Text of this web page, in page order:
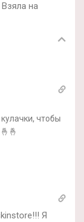
на
чтобы
Я